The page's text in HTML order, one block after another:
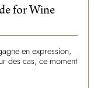
for Wine
en expression,
des cas, ce moment